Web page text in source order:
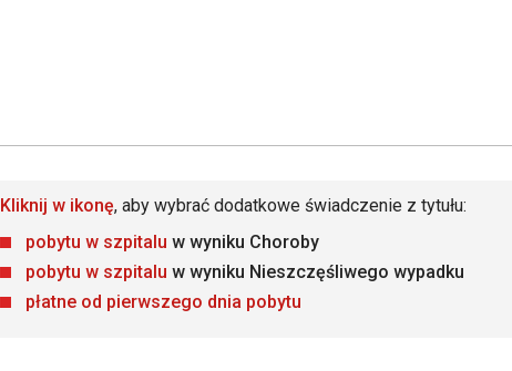
Kliknij w ikonę, aby wybrać dodatkowe świadczenie z tytułu:
pobytu w szpitalu w wyniku Choroby
pobytu w szpitalu w wyniku Nieszczęśliwego wypadku
płatne od pierwszego dnia pobytu